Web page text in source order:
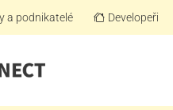
a podnikatelé Developeři